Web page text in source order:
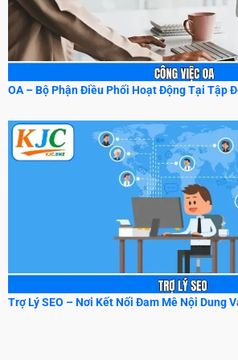
OA – Bộ Phận Điều Phối Hoạt Động Tại Tập
Trợ Lý SEO – Nơi Kết Nối Đam Mê Nội Dung